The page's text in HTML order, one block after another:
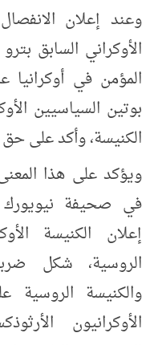
وعند إعلان
الأوكراني السابق
المؤمن في
بوتين السياسيين
الكنيسة، وأكد على
ويؤكد على هذا
في صحيفة نيويورك
إعلان الكنيسة
الروسية، شكل
والكنيسة